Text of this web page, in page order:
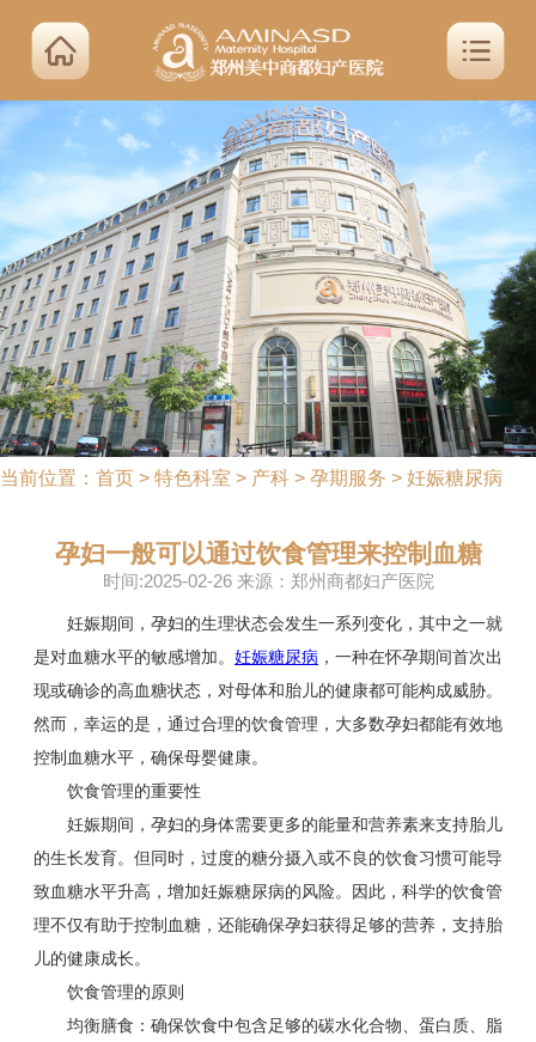
当前位置： 首页 > 特色科室 > 产科 > 孕期服务 > 妊娠糖尿病
孕妇一般可以通过饮食管理来控制血糖
时间:2025-02-26 来源：郑州商都妇产医院
妊娠期间，孕妇的生理状态会发生一系列变化，其中之一就
是对血糖水平的敏感增加。 妊娠糖尿病 ，一种在怀孕期间首次出
现或确诊的高血糖状态，对母体和胎儿的健康都可能构成威胁。
然而，幸运的是，通过合理的饮食管理，大多数孕妇都能有效地
控制血糖水平，确保母婴健康。
饮食管理的重要性
妊娠期间，孕妇的身体需要更多的能量和营养素来支持胎儿
的生长发育。但同时，过度的糖分摄入或不良的饮食习惯可能导
致血糖水平升高，增加妊娠糖尿病的风险。因此，科学的饮食管
理不仅有助于控制血糖，还能确保孕妇获得足够的营养，支持胎
儿的健康成长。
饮食管理的原则
均衡膳食：确保饮食中包含足够的碳水化合物、蛋白质、脂